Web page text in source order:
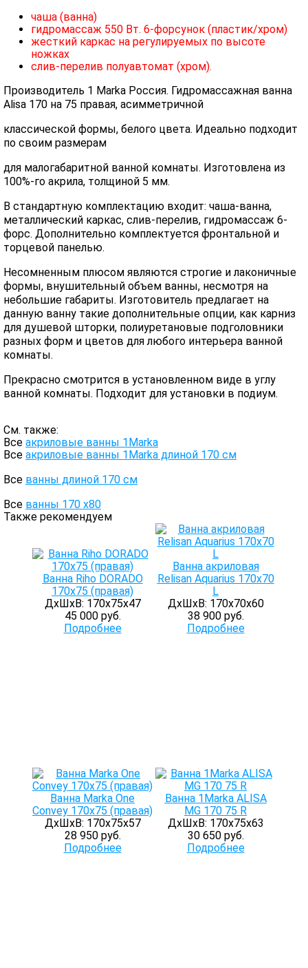
чаша (ванна)
гидромассаж 550 Вт. 6-форсунок (пластик/хром)
жесткий каркас на регулируемых по высоте
ножках
слив-перелив полуавтомат (хром).
Производитель 1 Marka Россия. Гидромассажная ванна
Alisa 170 на 75 правая, асимметричной
классической формы, белого цвета. Идеально подходит
по своим размерам
для малогабаритной ванной комнаты. Изготовлена из
100%-го акрила, толщиной 5 мм.
В стандартную комплектацию входит: чаша-ванна,
металлический каркас, слив-перелив, гидромассаж 6-
форс. Дополнительно комплектуется фронтальной и
торцевой панелью.
Несомненным плюсом являются строгие и лаконичные
формы, внушительный объем ванны, несмотря на
небольшие габариты. Изготовитель предлагает на
данную ванну такие дополнительные опции, как карниз
для душевой шторки, полиуретановые подголовники
разных форм и цветов для любого интерьера ванной
комнаты.
Прекрасно смотрится в установленном виде в углу
ванной комнаты. Подходит для установки в подиум.
См. также:
Все акриловые ванны 1Marka
Все акриловые ванны 1Marka длиной 170 см
Все ванны длиной 170 см
Все ванны 170 х80
Также рекомендуем
Ванна Riho DORADO
170х75 (правая)
ДхШхВ: 170х75х47
45 000 руб.
Подробнее
Ванна акриловая
Relisan Aquarius 170x70
L
ДхШхВ: 170х70х60
38 900 руб.
Подробнее
Ванна Marka One
Convey 170х75 (правая)
ДхШхВ: 170х75х57
28 950 руб.
Подробнее
Ванна 1Marka ALISA
MG 170 75 R
ДхШхВ: 170х75х63
30 650 руб.
Подробнее